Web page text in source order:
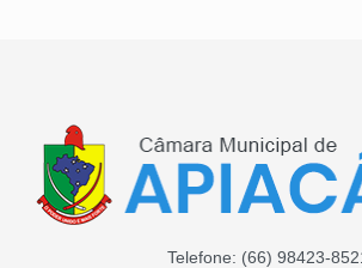
Telefone: (66) 98423-